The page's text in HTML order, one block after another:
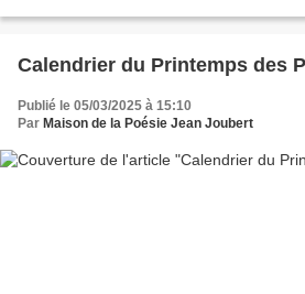
Calendrier du Printemps des
Publié le 05/03/2025 à 15:10
Par Maison de la Poésie Jean Joubert